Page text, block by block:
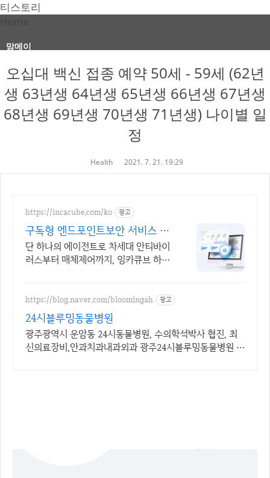
티스토리
맘메이
오십대 백신 접종 예약 50세 - 59세 (62년
생 63년생 64년생 65년생 66년생 67년생
68년생 69년생 70년생 71년생) 나이별 일
정
Health 2021. 7. 21. 19:29
https://incacube.com/ko 광고
구독형 엔드포인트보안 서비스 구
독형 기업보안 솔루션
단 하나의 에이전트로 차세대 안티바이
러스부터 매체제어까지, 잉카큐브 하나
https://blog.naver.com/bloomingah 광고
24시블루밍동물병원
광주광역시 운암동 24시동물병원, 수의학석박사 협진, 최
신의료장비,안과치과내과외과 광주24시블루밍동물병원 -